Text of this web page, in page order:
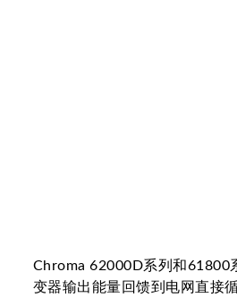
Chroma 62000D系列和61800
变器输出能量回馈到电网直接